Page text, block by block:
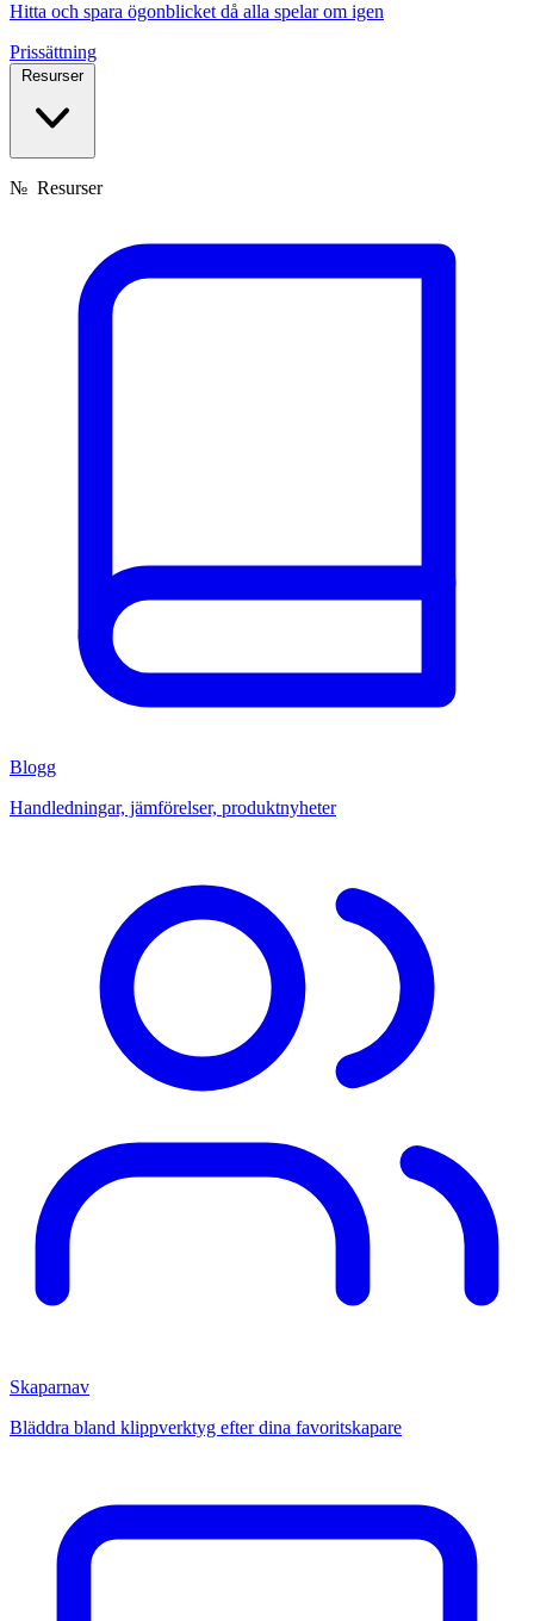
Hitta och spara ögonblicket då alla spelar om igen
Prissättning
Resurser
№ Resurser
Blogg
Handledningar, jämförelser, produktnyheter
Skaparnav
Bläddra bland klippverktyg efter dina favoritskapare